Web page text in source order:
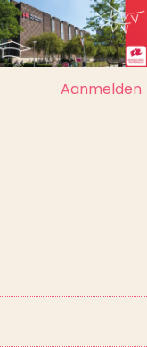
Aanmelden